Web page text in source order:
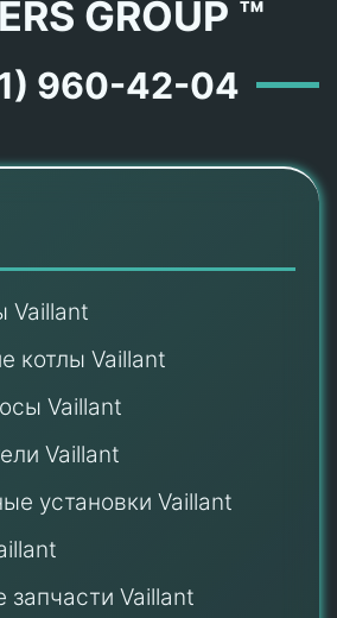
GROUP ™
960-42-04
Vaillant
котлы Vaillant
Vaillant
Vaillant
установки Vaillant
запчасти Vaillant